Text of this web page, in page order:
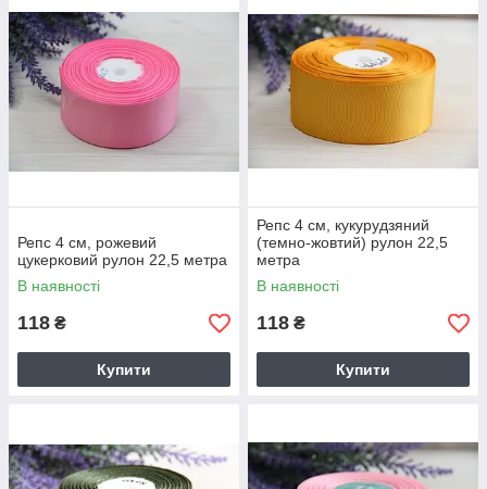
Репс 4 см, рожевий
цукерковий рулон 22,5 метра
В наявності
118 ₴
Купити
Репс 4 см, кукурудзяний
(темно-жовтий) рулон 22,5
метра
В наявності
118 ₴
Купити